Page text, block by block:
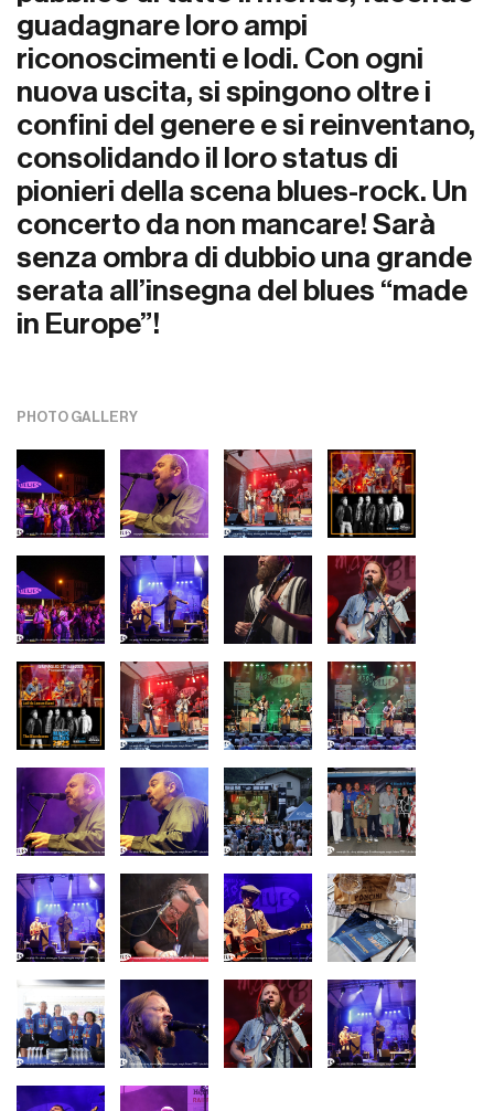
guadagnare loro ampi
riconoscimenti e lodi. Con ogni
nuova uscita, si spingono oltre i
confini del genere e si reinventano,
consolidando il loro status di
pionieri della scena blues-rock. Un
concerto da non mancare! Sarà
senza ombra di dubbio una grande
serata all’insegna del blues “made
in Europe”!
PHOTO GALLERY